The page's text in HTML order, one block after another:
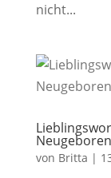
nicht...
von Britta |